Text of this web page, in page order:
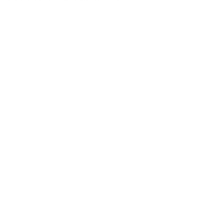
что вы можете хранить аккумулятор
который обеспечивает
Прочный корпус защитит
соответственно. Стандартные
линейка техники Greenworks, в